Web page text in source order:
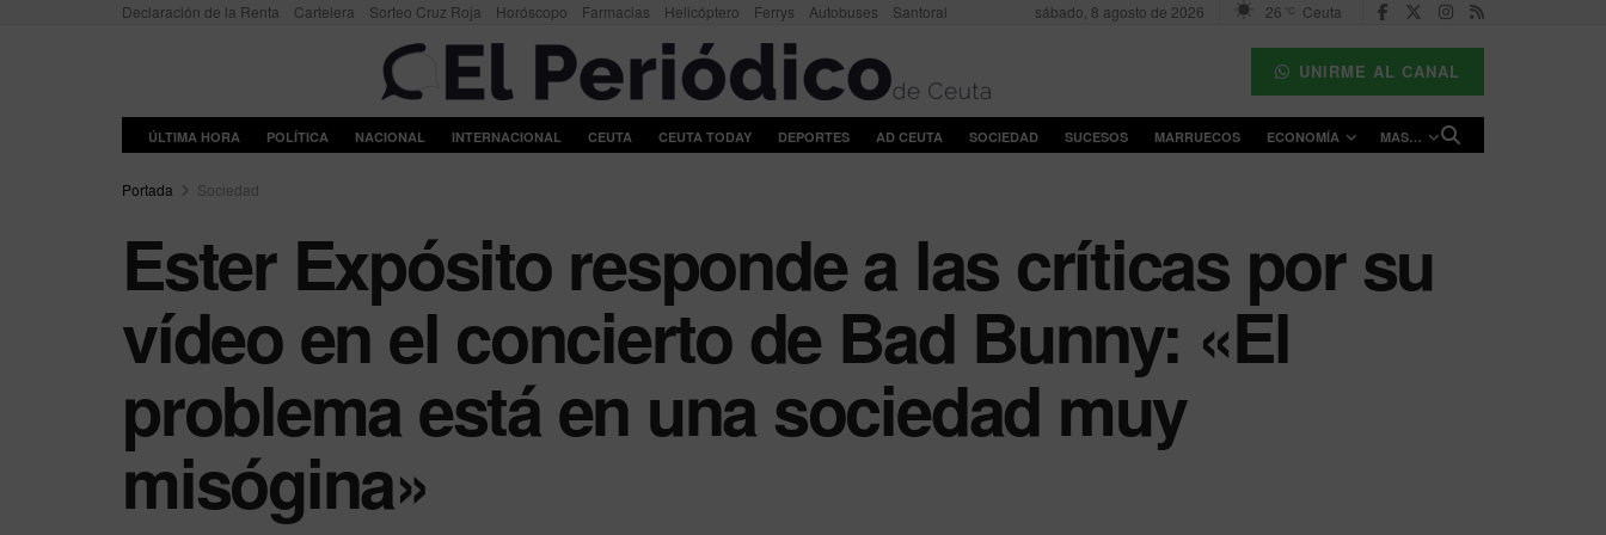
Declaración de la Renta Cartelera Sorteo Cruz Roja Horóscopo Farmacias Helicóptero Ferrys Autobuses Santoral sábado, 8 agosto de 2026 26 °C Ceuta
UNIRME AL CANAL
ÚLTIMA HORA POLÍTICA NACIONAL INTERNACIONAL CEUTA CEUTA TODAY DEPORTES AD CEUTA SOCIEDAD SUCESOS MARRUECOS ECONOMÍA MAS…
Portada Sociedad
Ester Expósito responde a las críticas por su
vídeo en el concierto de Bad Bunny: «El
problema está en una sociedad muy
misógina»